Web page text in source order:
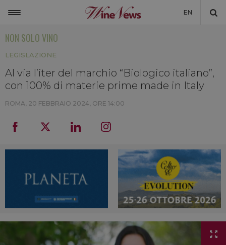
EN
NON SOLO VINO
WINENEWS TV
NON SOLO VINO
LEGISLAZIONE
Al via l’iter del marchio “Biologico italiano”,
con 100% di materie prime made in Italy
ROMA, 20 FEBBRAIO 2024, ORE 14:00